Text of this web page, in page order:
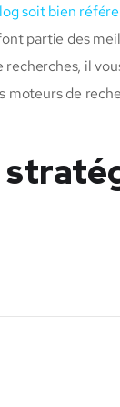
soit bien
partie des
recherches, il
moteurs de